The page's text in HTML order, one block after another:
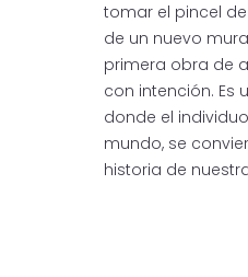
tomar el pincel
de un nuevo
primera obra de
con intención. Es
donde el
mundo, se
historia de